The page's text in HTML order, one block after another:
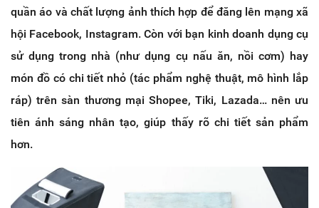
quần áo và chất lượng ảnh thích hợp để đăng lên mạng xã
hội Facebook, Instagram. Còn với bạn kinh doanh dụng cụ
sử dụng trong nhà (như dụng cụ nấu ăn, nồi cơm) hay
món đồ có chi tiết nhỏ (tác phẩm nghệ thuật, mô hình lắp
ráp) trên sàn thương mại Shopee, Tiki, Lazada… nên ưu
tiên ánh sáng nhân tạo, giúp thấy rõ chi tiết sản phẩm
hơn.